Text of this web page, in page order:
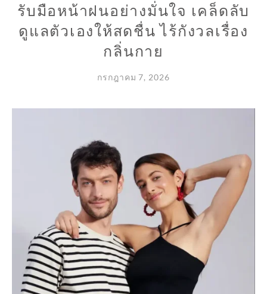
รับมือหน้าฝนอย่างมั่นใจ เคล็ดลับ
ดูแลตัวเองให้สดชื่น ไร้กังวลเรื่อง
กลิ่นกาย
กรกฎาคม 7, 2026